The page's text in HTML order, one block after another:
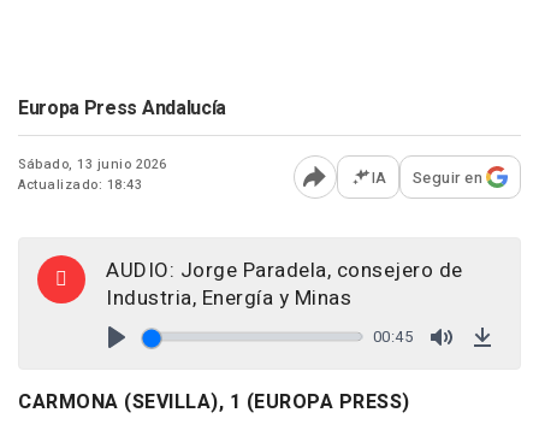
Europa Press Andalucía
Sábado, 13 junio 2026
Actualizado: 18:43
Abrir opciones para
IA Seguir en
AUDIO: Jorge Paradela, consejero de
Industria, Energía y Minas
00:45
CARMONA (SEVILLA), 1 (EUROPA PRESS)